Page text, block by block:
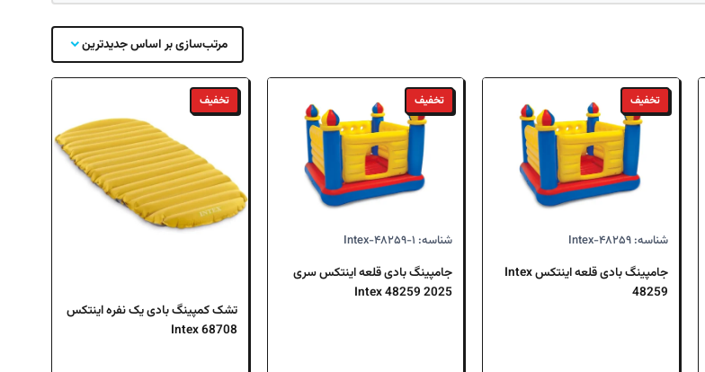
مرتب‌سازی بر اساس جدیدترین
تخفیف
شناسه: Intex-۴۸۲۵۹
جامپینگ بادی قلعه اینتکس Intex
48259
تخفیف
شناسه: Intex-۴۸۲۵۹-۱
جامپینگ بادی قلعه اینتکس سری
2025 Intex 48259
تخفیف
تشک کمپینگ بادی یک نفره اینتکس
68708 Intex